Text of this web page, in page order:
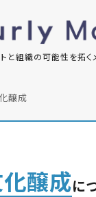
と組織の可能性を拓く
醸成
醸成に